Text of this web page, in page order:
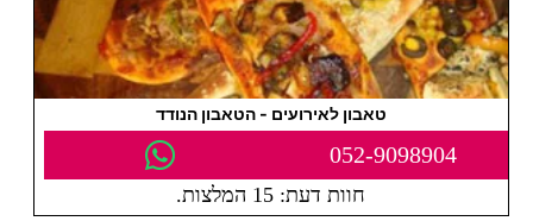
טאבון לאירועים - הטאבון הנודד
052-9098904
חוות דעת: 15 המלצות.